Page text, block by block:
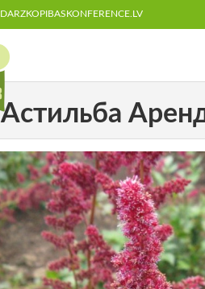
DARZKOPIBASKONFERENCE.LV
Астильба